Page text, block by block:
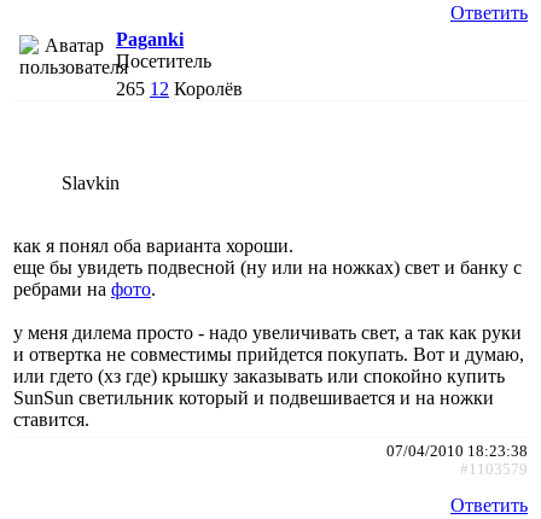
Ответить
Paganki
Посетитель
265 12 Королёв
Slavkin
как я понял оба варианта хороши.
еще бы увидеть подвесной (ну или на ножках) свет и банку с
ребрами на фото.
у меня дилема просто - надо увеличивать свет, а так как руки
и отвертка не совместимы прийдется покупать. Вот и думаю,
или гдето (хз где) крышку заказывать или спокойно купить
SunSun светильник который и подвешивается и на ножки
ставится.
07/04/2010 18:23:38
#1103579
Ответить